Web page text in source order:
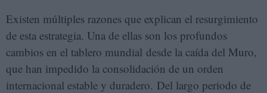
Existen múltiples razones que explican el resurgimiento
de esta estrategia. Una de ellas son los profundos
cambios en el tablero mundial desde la caída del Muro,
que han impedido la consolidación de un orden
internacional estable y duradero. Del largo periodo de